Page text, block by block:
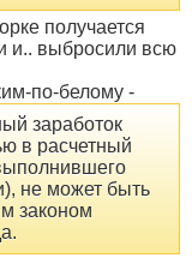
получается
и.. выбросили всю
по-белому -
заработок
в расчетный
не может быть
законом